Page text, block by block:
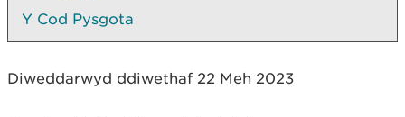
Y Cod Pysgota
Diweddarwyd ddiwethaf 22 Meh 2023